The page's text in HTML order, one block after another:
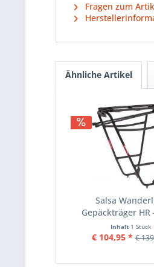
Fragen zum
Ähnliche Artikel
Salsa
Gepäckträger HR
Inhalt 1 Stück
€ 104,95 * €